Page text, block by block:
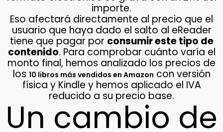
importe.
Eso afectará directamente al precio que el
usuario que haya dado el salto al eReader
tiene que pagar por consumir este tipo de
contenido. Para comprobar cuánto varía el
monto final, hemos analizado los precios de
los 10 libros más vendidos en Amazon con versión
física y Kindle y hemos aplicado el IVA
reducido a su precio base.
Un cambio de